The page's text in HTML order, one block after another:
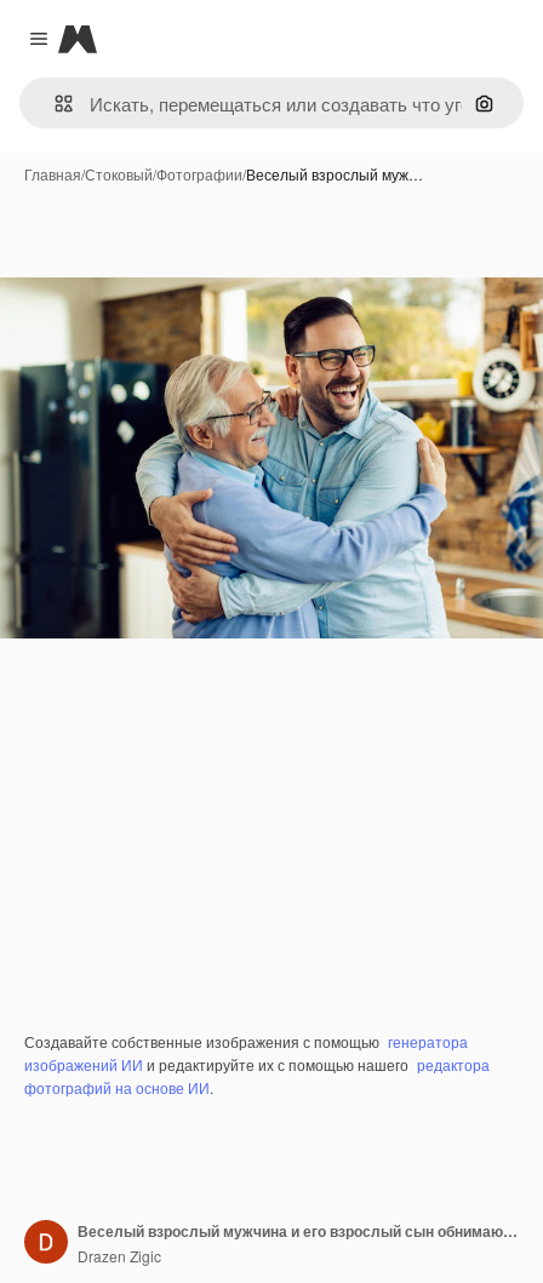
Close menu
Magnific
Поиск
Главная/Стоковый/Фотографии/Веселый взрослый муж…
Создавайте собственные изображения с помощью генератора
изображений ИИ и редактируйте их с помощью нашего редактора
фотографий на основе ИИ.
Веселый взрослый мужчина и его взрослый сын обнимаются во время приветствия на кухне
Drazen Zigic